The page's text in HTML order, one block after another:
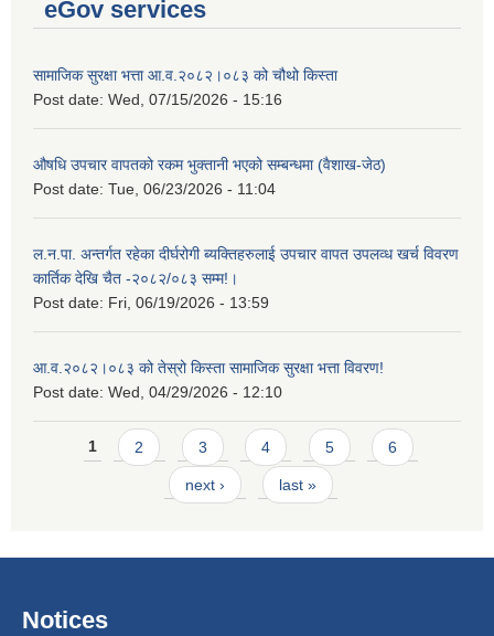
eGov services
सामाजिक सुरक्षा भत्ता आ.व.२०८२।०८३ को चौथो किस्ता
Post date: Wed, 07/15/2026 - 15:16
औषधि उपचार वापतको रकम भुक्तानी भएको सम्बन्धमा (वैशाख-जेठ)
Post date: Tue, 06/23/2026 - 11:04
ल.न.पा. अन्तर्गत रहेका दीर्घरोगी ब्यक्तिहरुलाई उपचार वापत उपलव्ध खर्च विवरण
कार्तिक देखि चैत -२०८२/०८३ सम्म!।
Post date: Fri, 06/19/2026 - 13:59
आ.व.२०८२।०८३ को तेस्रो किस्ता सामाजिक सुरक्षा भत्ता विवरण!
Post date: Wed, 04/29/2026 - 12:10
Pages
1 2 3 4 5 6
next › last »
Notices